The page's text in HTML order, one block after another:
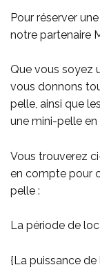
Pour réserver
notre partenaire
Que vous soyez
vous donnons
pelle, ainsi que
une mini-pelle
Vous trouverez
en compte pour
pelle :
La période de
{La puissance